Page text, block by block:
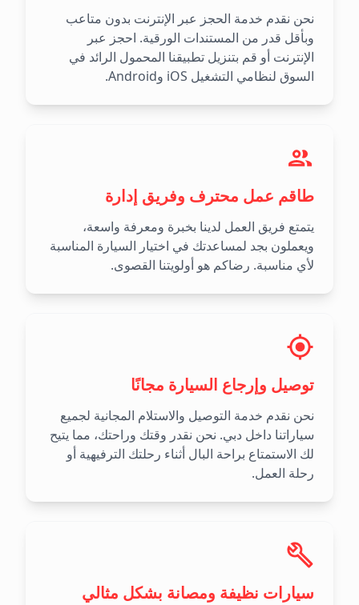
نحن نقدم خدمة الحجز عبر الإنترنت بدون متاعب
وبأقل قدر من المستندات الورقية. احجز عبر
الإنترنت أو قم بتنزيل تطبيقنا المحمول الرائد في
السوق لنظامي التشغيل iOS وAndroid.
طاقم عمل محترف وفريق إدارة
يتمتع فريق العمل لدينا بخبرة ومعرفة واسعة،
ويعملون بجد لمساعدتك في اختيار السيارة المناسبة
لأي مناسبة. رضاكم هو أولويتنا القصوى.
توصيل وإرجاع السيارة مجانًا
نحن نقدم خدمة التوصيل والاستلام المجانية لجميع
سياراتنا داخل دبي. نحن نقدر وقتك وراحتك، مما يتيح
لك الاستمتاع براحة البال أثناء رحلتك الترفيهية أو
رحلة العمل.
سيارات نظيفة ومصانة بشكل مثالي